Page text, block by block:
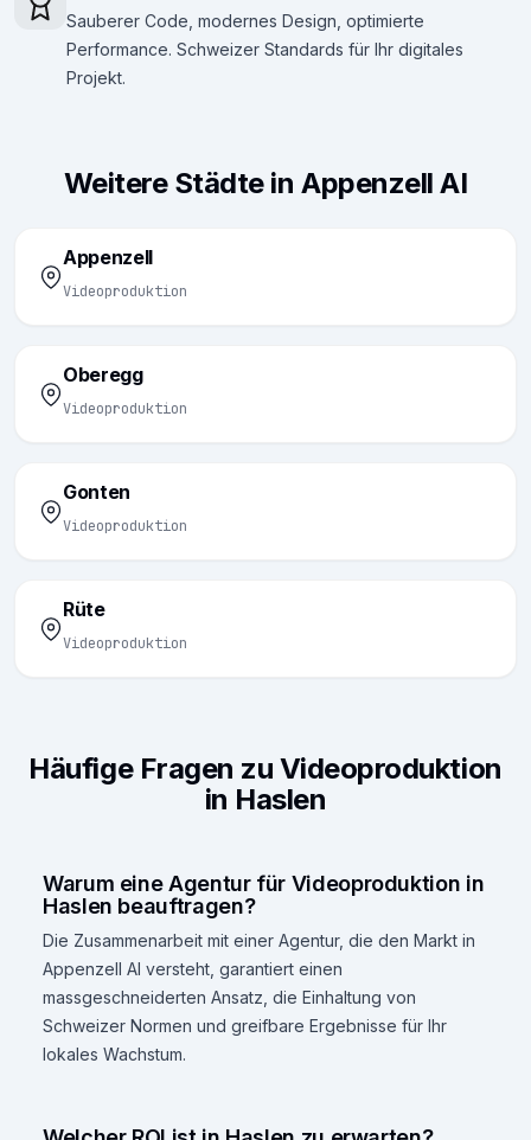
Sauberer Code, modernes Design, optimierte
Performance. Schweizer Standards für Ihr digitales
Projekt.
Weitere Städte in Appenzell AI
Appenzell
Videoproduktion
Oberegg
Videoproduktion
Gonten
Videoproduktion
Rüte
Videoproduktion
Häufige Fragen zu Videoproduktion
in Haslen
Warum eine Agentur für Videoproduktion in
Haslen beauftragen?
Die Zusammenarbeit mit einer Agentur, die den Markt in
Appenzell AI versteht, garantiert einen
massgeschneiderten Ansatz, die Einhaltung von
Schweizer Normen und greifbare Ergebnisse für Ihr
lokales Wachstum.